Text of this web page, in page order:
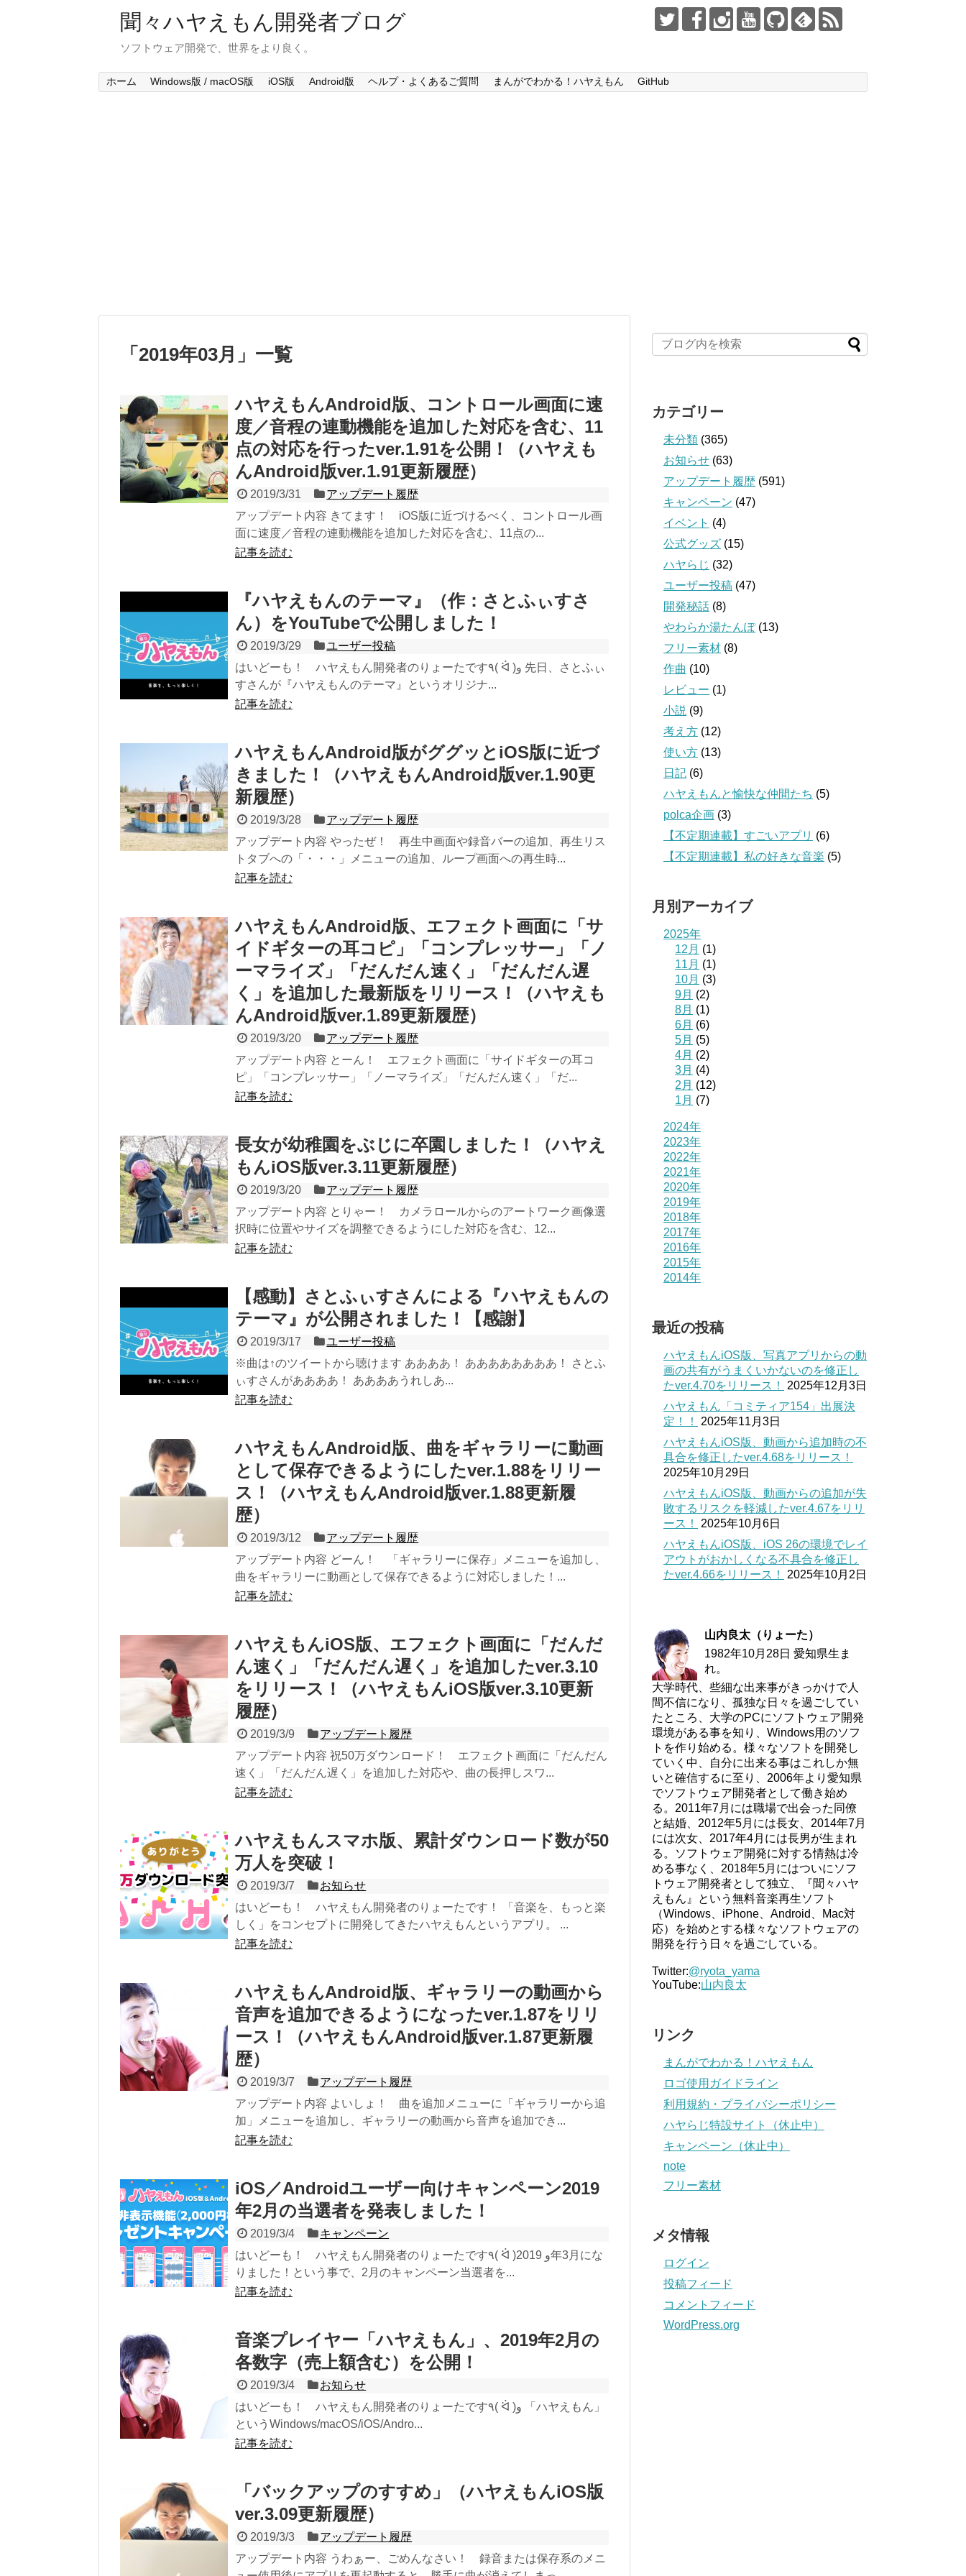
聞々ハヤえもん開発者ブログ
ソフトウェア開発で、世界をより良く。
ホーム Windows版 / macOS版 iOS版 Android版 ヘルプ・よくあるご質問 まんがでわかる！ハヤえもん GitHub
「 2019年03月 」 一覧
ハヤえもんAndroid版、コントロール画面に速
度／音程の連動機能を追加した対応を含む、11
点の対応を行ったver.1.91を公開！（ハヤえも
んAndroid版ver.1.91更新履歴）
2019/3/31
アップデート履歴
アップデート内容 きてます！ iOS版に近づけるべく、コントロール画
面に速度／音程の連動機能を追加した対応を含む、11点の...
記事を読む
『ハヤえもんのテーマ』（作：さとふぃすさ
ん）をYouTubeで公開しました！
2019/3/29
ユーザー投稿
はいどーも！ ハヤえもん開発者のりょーたです٩( ᐛ )و 先日、さとふぃ
すさんが『ハヤえもんのテーマ』というオリジナ...
記事を読む
ハヤえもんAndroid版がググッとiOS版に近づ
きました！（ハヤえもんAndroid版ver.1.90更
新履歴）
2019/3/28
アップデート履歴
アップデート内容 やったぜ！ 再生中画面や録音バーの追加、再生リス
トタブへの「・・・」メニューの追加、ループ画面への再生時...
記事を読む
ハヤえもんAndroid版、エフェクト画面に「サ
イドギターの耳コピ」「コンプレッサー」「ノ
ーマライズ」「だんだん速く」「だんだん遅
く」を追加した最新版をリリース！（ハヤえも
んAndroid版ver.1.89更新履歴）
2019/3/20
アップデート履歴
アップデート内容 とーん！ エフェクト画面に「サイドギターの耳コ
ピ」「コンプレッサー」「ノーマライズ」「だんだん速く」「だ...
記事を読む
長女が幼稚園をぶじに卒園しました！（ハヤえ
もんiOS版ver.3.11更新履歴）
2019/3/20
アップデート履歴
アップデート内容 とりゃー！ カメラロールからのアートワーク画像選
択時に位置やサイズを調整できるようにした対応を含む、12...
記事を読む
【感動】さとふぃすさんによる『ハヤえもんの
テーマ』が公開されました！【感謝】
2019/3/17
ユーザー投稿
※曲は↑のツイートから聴けます ああああ！ ああああああああ！ さとふ
ぃすさんがああああ！ ああああうれしあ...
記事を読む
ハヤえもんAndroid版、曲をギャラリーに動画
として保存できるようにしたver.1.88をリリー
ス！（ハヤえもんAndroid版ver.1.88更新履
歴）
2019/3/12
アップデート履歴
アップデート内容 どーん！ 「ギャラリーに保存」メニューを追加し、
曲をギャラリーに動画として保存できるように対応しました！...
記事を読む
ハヤえもんiOS版、エフェクト画面に「だんだ
ん速く」「だんだん遅く」を追加したver.3.10
をリリース！（ハヤえもんiOS版ver.3.10更新
履歴）
2019/3/9
アップデート履歴
アップデート内容 祝50万ダウンロード！ エフェクト画面に「だんだん
速く」「だんだん遅く」を追加した対応や、曲の長押しスワ...
記事を読む
ハヤえもんスマホ版、累計ダウンロード数が50
万人を突破！
2019/3/7
お知らせ
はいどーも！ ハヤえもん開発者のりょーたです！ 「音楽を、もっと楽
しく」をコンセプトに開発してきたハヤえもんというアプリ。 ...
記事を読む
ハヤえもんAndroid版、ギャラリーの動画から
音声を追加できるようになったver.1.87をリリ
ース！（ハヤえもんAndroid版ver.1.87更新履
歴）
2019/3/7
アップデート履歴
アップデート内容 よいしょ！ 曲を追加メニューに「ギャラリーから追
加」メニューを追加し、ギャラリーの動画から音声を追加でき...
記事を読む
iOS／Androidユーザー向けキャンペーン2019
年2月の当選者を発表しました！
2019/3/4
キャンペーン
はいどーも！ ハヤえもん開発者のりょーたです٩( ᐛ )و 2019年3月にな
りました！という事で、2月のキャンペーン当選者を...
記事を読む
音楽プレイヤー「ハヤえもん」、2019年2月の
各数字（売上額含む）を公開！
2019/3/4
お知らせ
はいどーも！ ハヤえもん開発者のりょーたです٩( ᐛ )و 「ハヤえもん」
というWindows/macOS/iOS/Andro...
記事を読む
「バックアップのすすめ」（ハヤえもんiOS版
ver.3.09更新履歴）
2019/3/3
アップデート履歴
アップデート内容 うわぁー、ごめんなさい！ 録音または保存系のメニ
カテゴリー
未分類 (365)
お知らせ (63)
アップデート履歴 (591)
キャンペーン (47)
イベント (4)
公式グッズ (15)
ハヤらじ (32)
ユーザー投稿 (47)
開発秘話 (8)
やわらか湯たんぽ(13)
フリー素材 (8)
作曲 (10)
レビュー (1)
小説 (9)
考え方 (12)
使い方 (13)
日記 (6)
ハヤえもんと愉快な仲間たち (5)
polca企画 (3)
【不定期連載】すごいアプリ (6)
【不定期連載】私の好きな音楽 (5)
月別アーカイブ
2025年
12月 (1)
11月 (1)
10月 (3)
9月 (2)
8月 (1)
6月 (6)
5月 (5)
4月 (2)
3月 (4)
2月 (12)
1月 (7)
2024年
2023年
2022年
2021年
2020年
2019年
2018年
2017年
2016年
2015年
2014年
最近の投稿
ハヤえもんiOS版、写真アプリからの動
画の共有がうまくいかないのを修正し
たver.4.70をリリース！
2025年12月3日
ハヤえもん「コミティア154」出展決
定！！
2025年11月3日
ハヤえもんiOS版、動画から追加時の不
具合を修正したver.4.68をリリース！
2025年10月29日
ハヤえもんiOS版、動画からの追加が失
敗するリスクを軽減したver.4.67をリリ
ース！
2025年10月6日
ハヤえもんiOS版、iOS 26の環境でレイ
アウトがおかしくなる不具合を修正し
たver.4.66をリリース！
2025年10月2日
山内良太（りょーた）
1982年10月28日 愛知県生ま
れ。
大学時代、些細な出来事がきっかけで人
間不信になり、孤独な日々を過ごしてい
たところ、大学のPCにソフトウェア開発
環境がある事を知り、Windows用のソフ
トを作り始める。様々なソフトを開発し
ていく中、自分に出来る事はこれしか無
いと確信するに至り、2006年より愛知県
でソフトウェア開発者として働き始め
る。2011年7月には職場で出会った同僚
と結婚、2012年5月には長女、2014年7月
には次女、2017年4月には長男が生まれ
る。ソフトウェア開発に対する情熱は冷
める事なく、2018年5月にはついにソフ
トウェア開発者として独立、『聞々ハヤ
えもん』という無料音楽再生ソフト
（Windows、iPhone、Android、Mac対
応）を始めとする様々なソフトウェアの
開発を行う日々を過ごしている。
Twitter:@ryota_yama
YouTube:山内良太
リンク
まんがでわかる！ハヤえもん
ロゴ使用ガイドライン
利用規約・プライバシーポリシー
ハヤらじ特設サイト（休止中）
キャンペーン（休止中）
note
フリー素材
メタ情報
ログイン
投稿フィード
コメントフィード
WordPress.org